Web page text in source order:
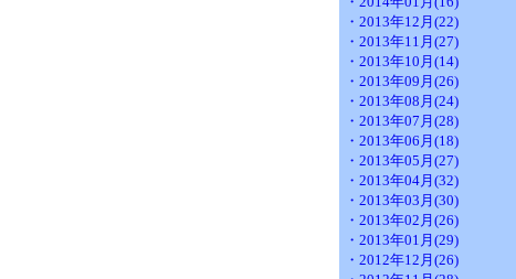
・2013年12月(22)
・2013年11月(27)
・2013年10月(14)
・2013年09月(26)
・2013年08月(24)
・2013年07月(28)
・2013年06月(18)
・2013年05月(27)
・2013年04月(32)
・2013年03月(30)
・2013年02月(26)
・2013年01月(29)
・2012年12月(26)